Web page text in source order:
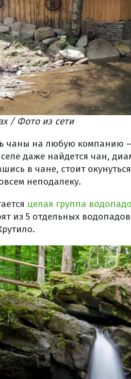
/ Фото из сети
чаны на любую компанию
даже найдется чан,
в чане, стоит
неподалеку.
целая группа
из 5 отдельных